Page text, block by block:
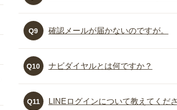
Q9 確認メールが届かないのですが。
Q10 ナビダイヤルとは何ですか？
Q11 LINEログインについて教えてくださ